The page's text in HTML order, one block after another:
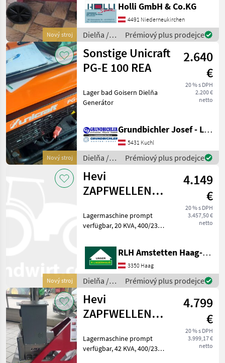
Nový stroj
10 bar, Ölgeschmiert
Behältervolumen 50 l ,
Motornennleistung 2, 2 / 3
kW / PS , 400/5
Holli GmbH & Co.KG
4491 Niederneukirchen
Dielňa /
Sonstige
Prémiový plus prodejce
Nový stroj
Sonstige Unicraft
PG-E 100 REA
2.640
€
20 % s DPH
2.200 €
netto
Lager bad Goisern Dielňa
Generátor
Grundbichler Josef - Landmaschinen
5431 Kuchl
Dielňa /
Sonstige
Prémiový plus prodejce
Nový stroj
Hevi
ZAPFWELLENGENERATOR
4.149
€
20 % s DPH
3.457,50 €
netto
Lagermaschine prompt
verfügbar, 20 KVA, 400/230
Feldbetrieb, Langsamläufer
mit 1500 U/min,
Spannungs und
Frequenzüberwachung
AVR-Regelung, IP
RLH Amstetten Haag-St. Valentin
3350 Haag
Dielňa /
Hevi
Prémiový plus prodejce
Hevi
ZAPFWELLENGENERATOR
4.799
€
20 % s DPH
3.999,17 €
netto
Lagermaschine prompt
verfügbar, 42 KVA, 400/230